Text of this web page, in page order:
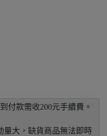
付款需收200元手續費。
量大，缺貨商品無法即時